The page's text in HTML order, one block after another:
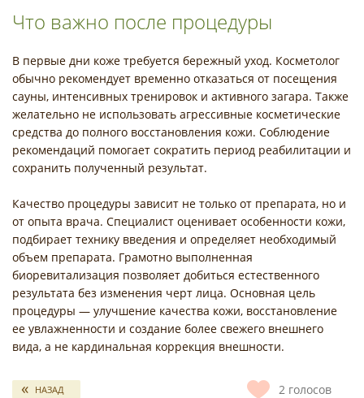
Что важно после процедуры
В первые дни коже требуется бережный уход. Косметолог
обычно рекомендует временно отказаться от посещения
сауны, интенсивных тренировок и активного загара. Также
желательно не использовать агрессивные косметические
средства до полного восстановления кожи. Соблюдение
рекомендаций помогает сократить период реабилитации и
сохранить полученный результат.
Качество процедуры зависит не только от препарата, но и
от опыта врача. Специалист оценивает особенности кожи,
подбирает технику введения и определяет необходимый
объем препарата. Грамотно выполненная
биоревитализация позволяет добиться естественного
результата без изменения черт лица. Основная цель
процедуры — улучшение качества кожи, восстановление
ее увлажненности и создание более свежего внешнего
вида, а не кардинальная коррекция внешности.
2 голосов
НАЗАД